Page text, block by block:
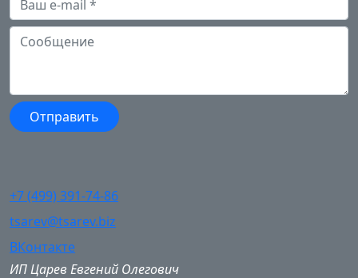
+7 (499) 391-74-86
tsarev@tsarev.biz
ВКонтакте
ИП Царев Евгений Олегович